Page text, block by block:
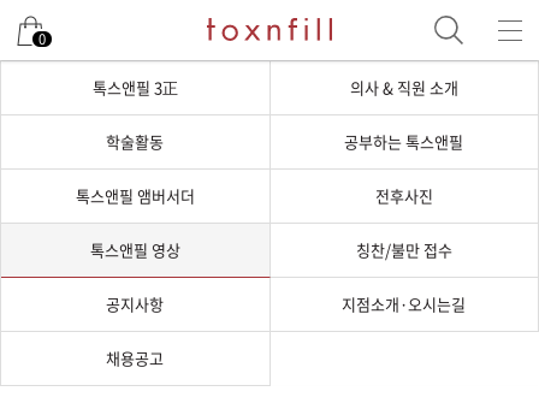
0
톡스앤필 3正 의사 & 직원 소개
학술활동 공부하는 톡스앤필
톡스앤필 앰버서더 전후사진
톡스앤필 영상 칭찬/불만 접수
공지사항 지점소개·오시는길
채용공고